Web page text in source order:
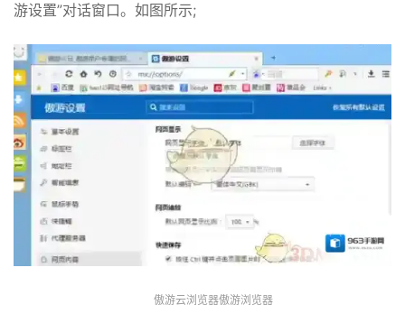
游设置”对话窗口。如图所示;
傲游云浏览器傲游浏览器